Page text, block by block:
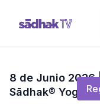
8 de Junio 2026
Sādhak® Yoga